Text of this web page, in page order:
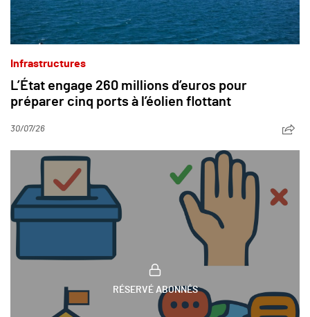
Infrastructures
L’État engage 260 millions d’euros pour
préparer cinq ports à l’éolien flottant
30/07/26
RÉSERVÉ ABONNÉS